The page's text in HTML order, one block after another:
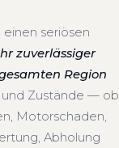
seriösen
zuverlässiger
Region
und Zustände — ob
Motorschaden,
Abholung